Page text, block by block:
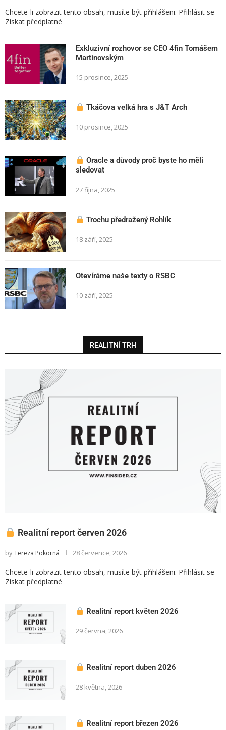
Chcete-li zobrazit tento obsah, musíte být přihlášeni. Přihlásit se
Získat předplatné
Exkluzivní rozhovor se CEO 4fin Tomášem
Martinovským
15 prosince, 2025
Tkáčova velká hra s J&T Arch
10 prosince, 2025
Oracle a důvody proč byste ho měli
sledovat
27 října, 2025
Trochu předražený Rohlík
18 září, 2025
Otevíráme naše texty o RSBC
10 září, 2025
REALITNÍ TRH
Realitní report červen 2026
byTereza Pokorná 28 července, 2026
Chcete-li zobrazit tento obsah, musíte být přihlášeni. Přihlásit se
Získat předplatné
Realitní report květen 2026
29 června, 2026
Realitní report duben 2026
28 května, 2026
Realitní report březen 2026